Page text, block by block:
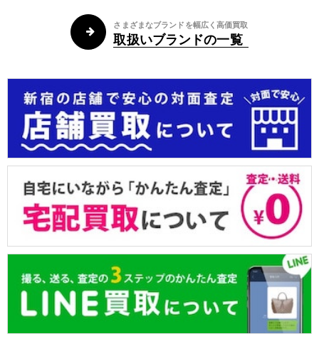
さまざまなブランドを幅広く高価買取
取扱いブランドの一覧